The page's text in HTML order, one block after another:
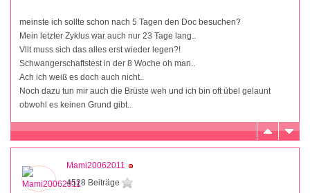
meinste ich sollte schon nach 5 Tagen den Doc besuchen?
Mein letzter Zyklus war auch nur 23 Tage lang..
Vllt muss sich das alles erst wieder legen?!
Schwangerschaftstest in der 8 Woche oh man..
Ach ich weiß es doch auch nicht..
Noch dazu tun mir auch die Brüste weh und ich bin oft übel gelaunt
obwohl es keinen Grund gibt..
Mami20062011
4528 Beiträge